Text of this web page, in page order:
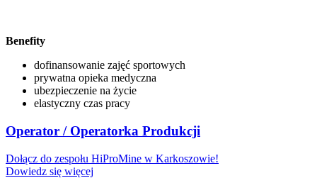
Benefity
dofinansowanie zajęć sportowych
prywatna opieka medyczna
ubezpieczenie na życie
elastyczny czas pracy
Operator / Operatorka Produkcji
Dołącz do zespołu HiProMine w Karkoszowie!
Dowiedz się więcej